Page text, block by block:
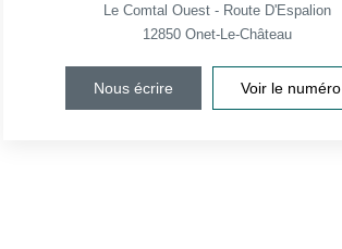
Le Comtal Ouest - Route D'Espalion
12850 Onet-Le-Château
Nous écrire Voir le numéro